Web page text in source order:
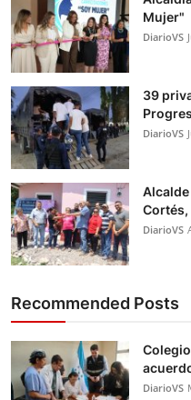
Mujer"
DiarioVS
39
DiarioVS
Cortés,
DiarioVS
Recommended Posts
DiarioVS